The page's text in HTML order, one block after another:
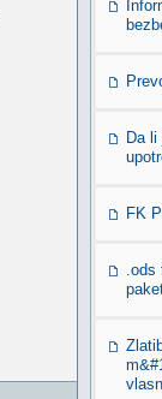
Da
FK
.ods